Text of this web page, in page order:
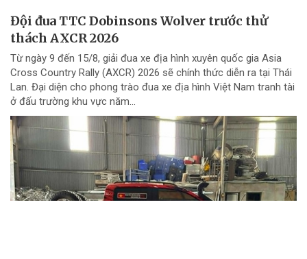
Đội đua TTC Dobinsons Wolver trước thử
thách AXCR 2026
Từ ngày 9 đến 15/8, giải đua xe địa hình xuyên quốc gia Asia
Cross Country Rally (AXCR) 2026 sẽ chính thức diễn ra tại Thái
Lan. Đại diện cho phong trào đua xe địa hình Việt Nam tranh tài
ở đấu trường khu vực năm...